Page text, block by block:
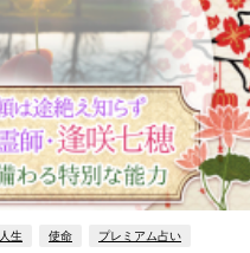
人生 使命 プレミアム占い